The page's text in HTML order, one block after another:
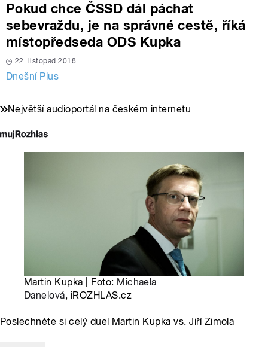
Pokud chce ČSSD dál páchat
sebevraždu, je na správné cestě, říká
místopředseda ODS Kupka
22. listopad 2018
Dnešní Plus
Největší audioportál na českém internetu
Martin Kupka | Foto: Michaela
Danelová, iROZHLAS.cz
Poslechněte si celý duel Martin Kupka vs. Jiří Zimola